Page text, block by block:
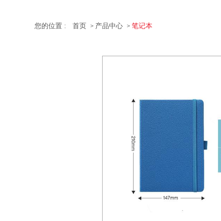
您的位置 : 首页 > 产品中心 > 笔记本